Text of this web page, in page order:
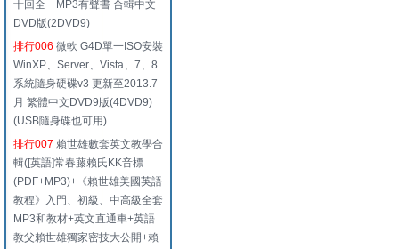
十回全 MP3有聲書 合輯中文
DVD版(2DVD9)
排行006 微軟 G4D單一ISO安裝
WinXP、Server、Vista、7、8
系統隨身硬碟v3 更新至2013.7
月 繁體中文DVD9版(4DVD9)
(USB隨身碟也可用)
排行007 賴世雄數套英文教學合
輯([英語]常春藤賴氏KK音標
(PDF+MP3)+《賴世雄美國英語
教程》入門、初級、中高級全套
MP3和教材+英文直通車+英語
教父賴世雄獨家密技大公開+賴